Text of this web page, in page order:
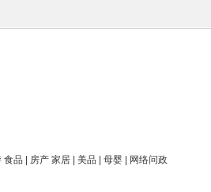
品 | 房产 家居 | 美品 | 母婴 | 网络问政